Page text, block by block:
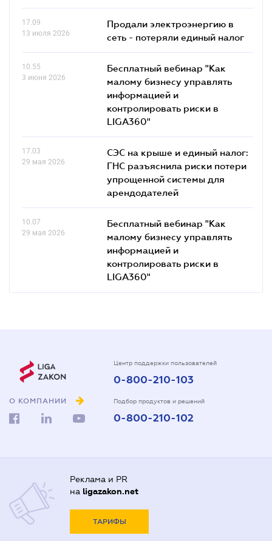
17.09
13 июля 2026
Продали электроэнергию в
сеть - потеряли единый налог
10.55
3 июня 2026
Бесплатный вебинар "Как
малому бизнесу управлять
информацией и
контролировать риски в
LIGA360"
17.03
29 мая 2026
СЭС на крыше и единый налог:
ГНС разъяснила риски потери
упрощенной системы для
арендодателей
10.07
29 мая 2026
Бесплатный вебинар "Как
малому бизнесу управлять
информацией и
контролировать риски в
LIGA360"
О КОМПАНИИ
Центр поддержки пользователей
0-800-210-103
Подбор продуктов и решений
0-800-210-102
Реклама и PR
на ligazakon.net
ТАРИФЫ